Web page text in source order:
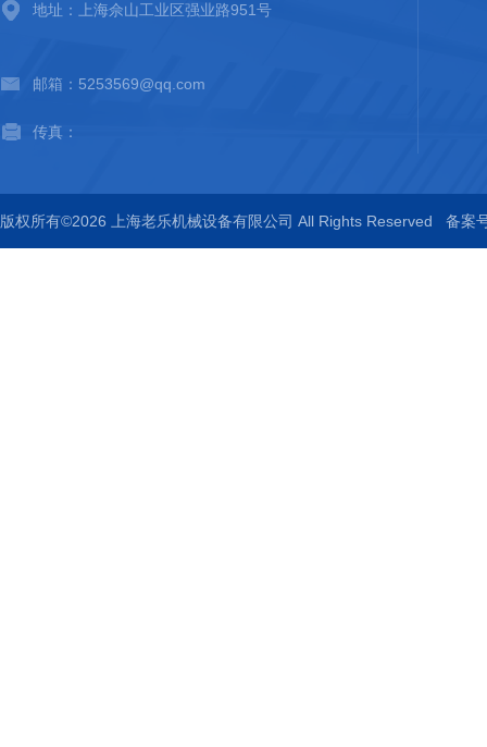
地址：上海佘山工业区强业路951号
邮箱：5253569@qq.com
传真：
版权所有©2026 上海老乐机械设备有限公司 All Rights Reserved 备案